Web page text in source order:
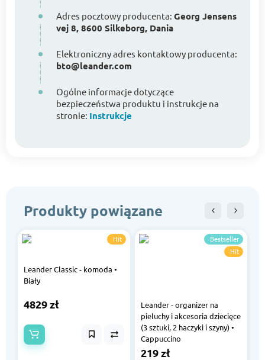
Adres pocztowy producenta: Georg Jensens
vej 8, 8600 Silkeborg, Dania
Elektroniczny adres kontaktowy producenta:
bto@leander.com
Ogólne informacje dotyczące
bezpieczeństwa produktu i instrukcje na
stronie: Instrukcje
Produkty powiązane
Hit
Leander Classic - komoda •
Biały
4829 zł
Bestseller
Hit
Leander - organizer na
pieluchy i akcesoria dziecięce
(3 sztuki, 2 haczyki i szyny) •
Cappuccino
219 zł